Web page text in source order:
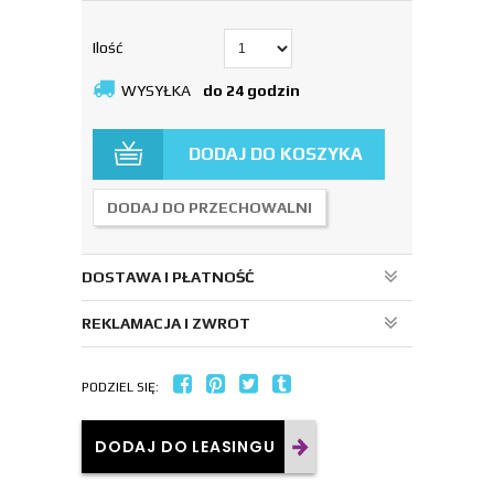
Ilość
WYSYŁKA do 24 godzin
DODAJ DO KOSZYKA
DODAJ DO PRZECHOWALNI
DOSTAWA I PŁATNOŚĆ
REKLAMACJA I ZWROT
PODZIEL SIĘ:
DODAJ DO LEASINGU